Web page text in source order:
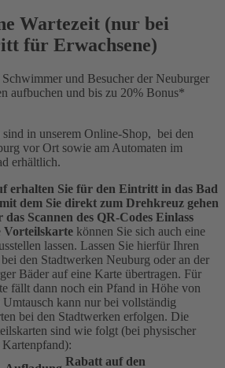
Wartezeit (nur bei
für Erwachsene)
und Besucher der Neuburger
aufbuchen und bis zu 20% Bonus*
in unserem Online-Shop, bei den
vor Ort sowie am Automaten im
erhältlich.
erhalten Sie für den Eintritt in das Bad
dem Sie direkt zum Drehkreuz gehen
Scannen des QR-Codes Einlass
Vorteilskarte können Sie sich auch eine
lassen. Lassen Sie hierfür Ihren
den Stadtwerken Neuburg oder an der
Bäder auf eine Karte übertragen. Für
fällt dann noch ein Pfand in Höhe von
kann nur bei vollständig
bei den Stadtwerken erfolgen. Die
sind wie folgt (bei physischer
Rabatt auf den